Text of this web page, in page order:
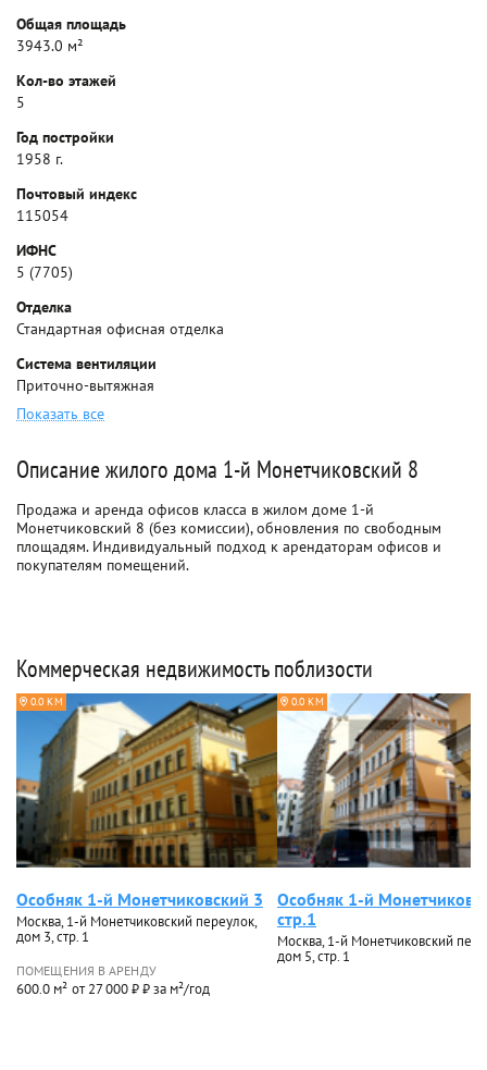
Общая площадь
3943.0 м²
Кол-во этажей
5
Год постройки
1958 г.
Почтовый индекс
115054
ИФНС
5 (7705)
Отделка
Стандартная офисная отделка
Система вентиляции
Приточно-вытяжная
Показать все
Описание жилого дома 1-й Монетчиковский 8
Продажа и аренда офисов класса в жилом доме 1-й
Монетчиковский 8 (без комиссии), обновления по свободным
площадям. Индивидуальный подход к арендаторам офисов и
покупателям помещений.
Коммерческая недвижимость поблизости
0.0 КМ
Особняк 1-й Монетчиковский 3
Москва, 1-й Монетчиковский переулок,
дом 3, стр. 1
ПОМЕЩЕНИЯ В АРЕНДУ
600.0 м² от 27 000 ₽ ₽ за м²/год
0.0 КМ
Особняк 1-й
стр.1
Москва, 1-й Монетчиковский
дом 5, стр. 1